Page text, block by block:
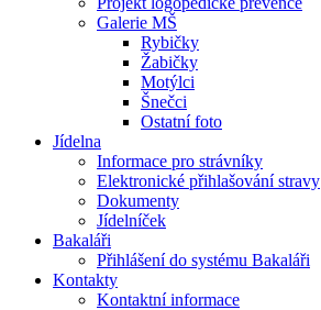
Galerie MŠ
Rybičky
Žabičky
Motýlci
Šnečci
Ostatní foto
Jídelna
Informace pro strávníky
Elektronické přihlašování stravy
Dokumenty
Jídelníček
Bakaláři
Přihlášení do systému Bakaláři
Kontakty
Kontaktní informace